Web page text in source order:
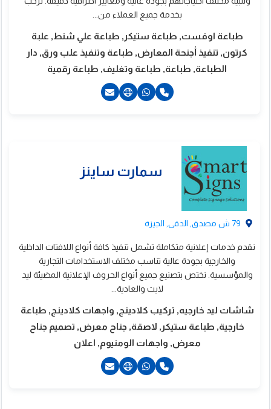
سكرين للطباعة
بخدمة جميع العملاء من...
طباعة اوفست, طباعة ستيكر, طباعة علي شنط, علبة
كرتون, تنفيذ أجنحة المعارض, طباعة وتنفيذ علب ورق, دار
الطباعة, طباعة, طباعة وتغليف, طباعة رقمية
نقدم خدمات إعلانية متكاملة تشمل تنفيذ كافة أنواع اللافتات الداخلية
والخارجية بجودة عالية تناسب مختلف الاستخدامات التجارية
والمؤسسية. نختص بتصنيع جميع أنواع الحروف الإعلانية المضيئة ليد
لايت والعادية...
شاشات ليد خارجيه, تركيب كلادينج, واجهات كلادينج, طباعة
خارجية, طباعة ستيكر, لاصقة, جناح معرض, تصميم جناح
معرض, واجهات الومنيوم, اعلان